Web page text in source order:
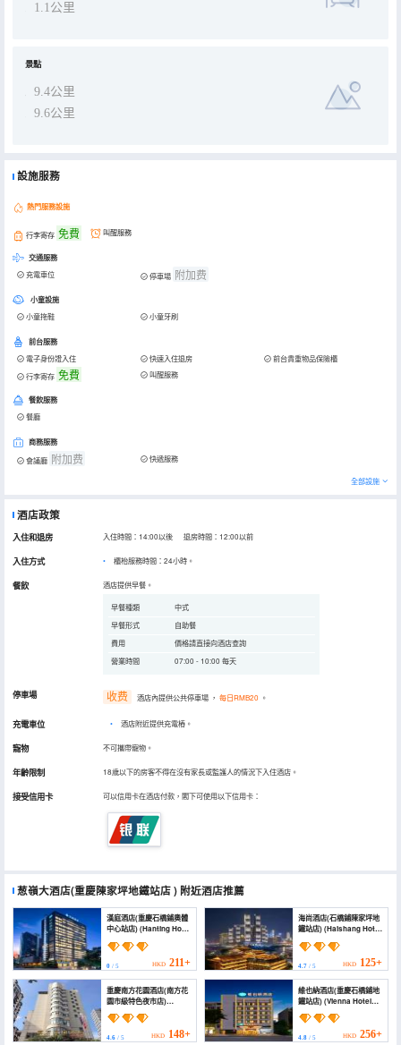
1.1公里
景點
9.4公里
9.6公里
設施服務
熱門服務設施
行李寄存 免費 叫醒服務
交通服務
充電車位 停車場 附加费
小童設施
小童拖鞋 小童牙刷
前台服務
電子身份證入住 快速入住退房
前台貴重物品保險櫃
行李寄存 免費 叫醒服務
餐飲服務
餐廳
商務服務
會議廳 附加费 快遞服務
全部設施
酒店政策
入住和退房 入住時間：14:00以後 退房時間：12:00以前
入住方式 櫃枱服務時間：24小時。
餐飲 酒店提供早餐。
早餐種類
中式
早餐形式
自助餐
費用
價格請直接向酒店查詢
營業時間
07:00 - 10:00 每天
停車場 收费 酒店內提供公共停車場 ， 每日RMB20 。
充電車位 • 酒店附近提供充電樁。
寵物 不可攜帶寵物。
年齡限制 18歲以下的房客不得在沒有家長或監護人的情況下入住酒店。
接受信用卡 可以信用卡在酒店付款，閣下可使用以下信用卡：
葱嶺大酒店(重慶陳家坪地鐵站店 ) 附近酒店推薦
漢庭酒店(重慶石橋鋪奧體
中心站店) (Hanting Hotel
Olympic Sports Center
0 / 5 HKD 211+
海尚酒店(石橋鋪陳家坪地
鐵站店) (Haishang Hotel
Subway Station
4.7/ 5 HKD 125+
重慶南方花園酒店(南方花
園市級特色夜市店)
(South Garden Hotel)
4.6 / 5 HKD 148+
維也納酒店(重慶石橋鋪地
鐵站店) (Vienna Hotel
(Chongqing Shiqiaopu
Metro Station))
4.8/ 5 HKD 256+